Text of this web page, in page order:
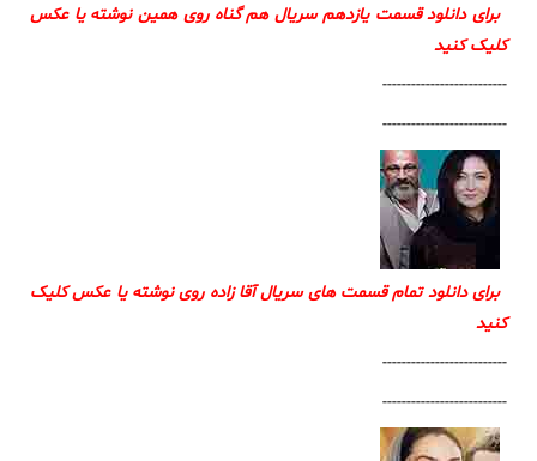
برای دانلود قسمت یازدهم سریال هم گناه روی همین نوشته یا عکس
کلیک کنید
--------------------------
--------------------------
برای دانلود تمام قسمت های سریال آقا زاده روی نوشته یا عکس کلیک
کنید
--------------------------
--------------------------